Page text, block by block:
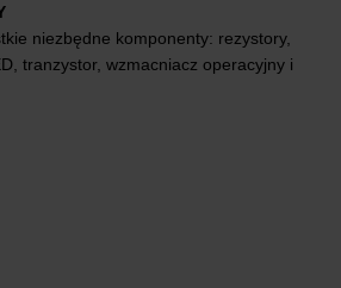
niezbędne komponenty: rezystory,
tranzystor, wzmacniacz operacyjny i